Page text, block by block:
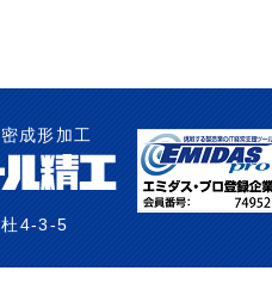
成形加工
4-3-5